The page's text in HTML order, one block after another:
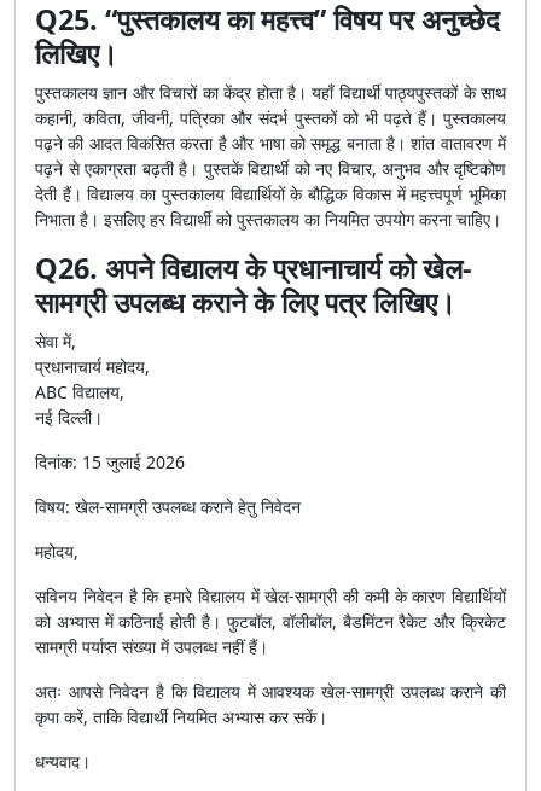
Q25. “पुस्तकालय का महत्त्व” विषय पर अनुच्छेद
लिखिए।
पुस्तकालय ज्ञान और विचारों का केंद्र होता है। यहाँ विद्यार्थी पाठ्यपुस्तकों के साथ
कहानी, कविता, जीवनी, पत्रिका और संदर्भ पुस्तकों को भी पढ़ते हैं। पुस्तकालय
पढ़ने की आदत विकसित करता है और भाषा को समृद्ध बनाता है। शांत वातावरण में
पढ़ने से एकाग्रता बढ़ती है। पुस्तकें विद्यार्थी को नए विचार, अनुभव और दृष्टिकोण
देती हैं। विद्यालय का पुस्तकालय विद्यार्थियों के बौद्धिक विकास में महत्त्वपूर्ण भूमिका
निभाता है। इसलिए हर विद्यार्थी को पुस्तकालय का नियमित उपयोग करना चाहिए।
Q26. अपने विद्यालय के प्रधानाचार्य को खेल-
सामग्री उपलब्ध कराने के लिए पत्र लिखिए।
सेवा में,
प्रधानाचार्य महोदय,
ABC विद्यालय,
नई दिल्ली।
दिनांक: 15 जुलाई 2026
विषय: खेल-सामग्री उपलब्ध कराने हेतु निवेदन
महोदय,
सविनय निवेदन है कि हमारे विद्यालय में खेल-सामग्री की कमी के कारण विद्यार्थियों
को अभ्यास में कठिनाई होती है। फुटबॉल, वॉलीबॉल, बैडमिंटन रैकेट और क्रिकेट
सामग्री पर्याप्त संख्या में उपलब्ध नहीं हैं।
अतः आपसे निवेदन है कि विद्यालय में आवश्यक खेल-सामग्री उपलब्ध कराने की
कृपा करें, ताकि विद्यार्थी नियमित अभ्यास कर सकें।
धन्यवाद।